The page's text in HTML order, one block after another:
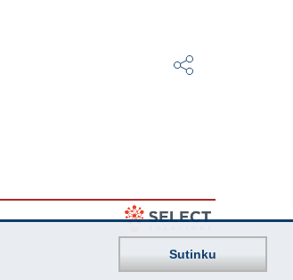
Sutinku